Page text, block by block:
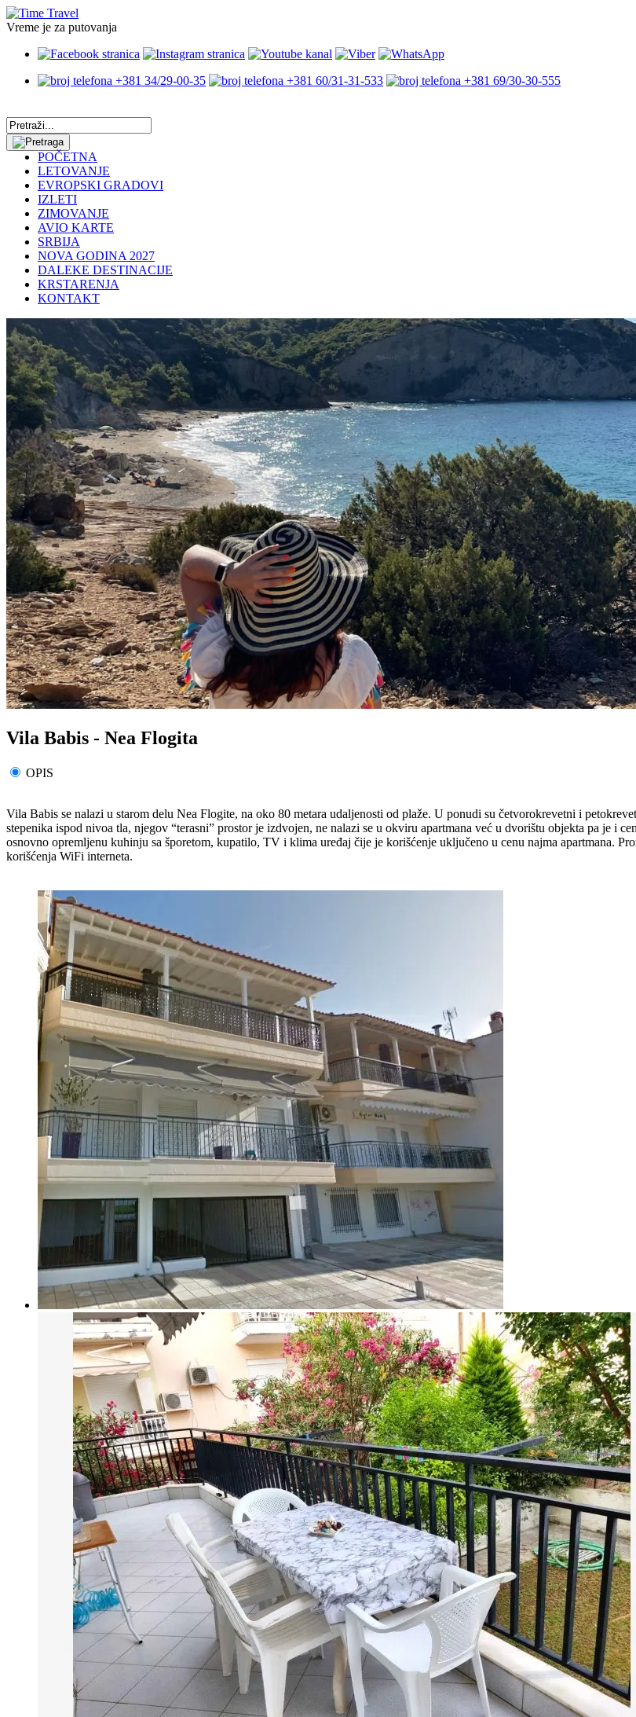
Vreme je za putovanja
+381 34/29-00-35 +381 60/31-31-533 +381 69/30-30-555
POČETNA
LETOVANJE
EVROPSKI GRADOVI
IZLETI
ZIMOVANJE
AVIO KARTE
SRBIJA
NOVA GODINA 2027
DALEKE DESTINACIJE
KRSTARENJA
KONTAKT
Vila Babis - Nea Flogita
OPIS
Vila Babis se nalazi u starom delu Nea Flogite, na oko 80 metara udaljenosti od plaže. U ponudi su četvorokrevetni i
stepenika ispod nivoa tla, njegov “terasni” prostor je izdvojen, ne nalazi se u okviru apartmana već u dvorištu objekta pa je i
osnovno opremljenu kuhinju sa šporetom, kupatilo, TV i klima uređaj čije je korišćenje uključeno u cenu najma apartmana.
korišćenja WiFi interneta.